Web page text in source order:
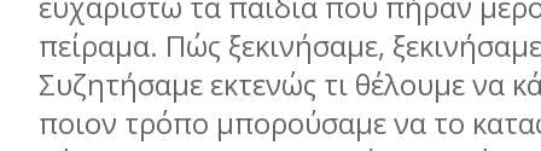
πείραµα. Πώς ξεκινήσαµε,
Συζητήσαµε εκτενώς τι θέλουµε να
ποιον τρόπο µπορούσαµε να το